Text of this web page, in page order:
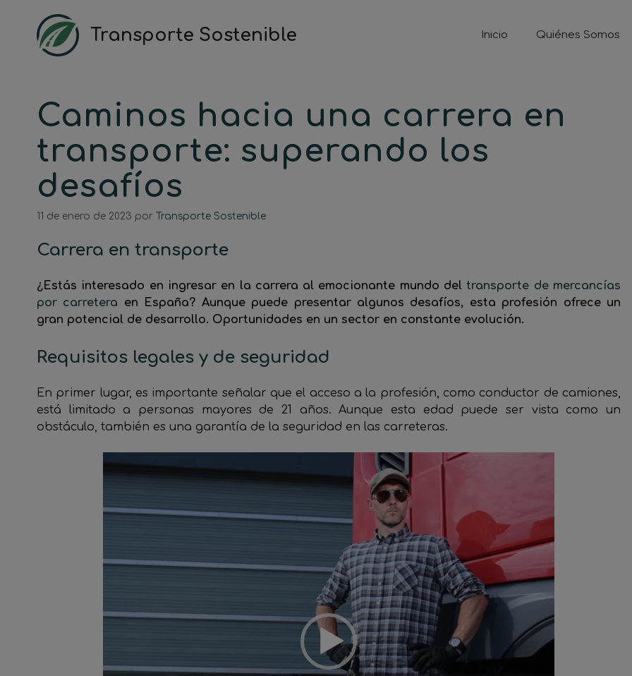
contenido
Transporte Sostenible Inicio Quiénes Somos
Caminos hacia una carrera en
transporte: superando los
desafíos
11 de enero de 2023 por Transporte Sostenible
Carrera en transporte
¿Estás interesado en ingresar en la carrera al emocionante mundo deltransporte de mercancías
por carretera en España? Aunque puede presentar algunos desafíos, esta profesión ofrece un
gran potencial de desarrollo. Oportunidades en un sector en constante evolución.
Requisitos legales y de seguridad
En primer lugar, es importante señalar que el acceso a la profesión, como conductor de camiones,
está limitado a personas mayores de 21 años. Aunque esta edad puede ser vista como un
obstáculo, también es una garantía de la seguridad en las carreteras.
Reproductor
de